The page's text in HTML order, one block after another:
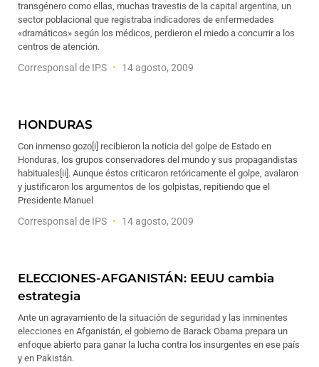
transgénero como ellas, muchas travestis de la capital argentina, un
sector poblacional que registraba indicadores de enfermedades
«dramáticos» según los médicos, perdieron el miedo a concurrir a los
centros de atención.
Corresponsal de IPS 14 agosto, 2009
HONDURAS
Con inmenso gozo[i] recibieron la noticia del golpe de Estado en
Honduras, los grupos conservadores del mundo y sus propagandistas
habituales[ii]. Aunque éstos criticaron retóricamente el golpe, avalaron
y justificaron los argumentos de los golpistas, repitiendo que el
Presidente Manuel
Corresponsal de IPS 14 agosto, 2009
ELECCIONES-AFGANISTÁN: EEUU cambia
estrategia
Ante un agravamiento de la situación de seguridad y las inminentes
elecciones en Afganistán, el gobierno de Barack Obama prepara un
enfoque abierto para ganar la lucha contra los insurgentes en ese país
y en Pakistán.